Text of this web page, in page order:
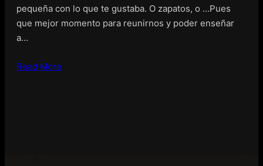
pequeña con lo que te gustaba. O zapatos, o …Pues
que mejor momento para reunirnos y poder enseñar
a…
Read More